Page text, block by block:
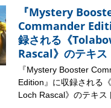
『Mystery
Commander
録される《
Rascal》のテキス
『Mystery Booster
Edition』に収録される
Loch Rascal》のテキス